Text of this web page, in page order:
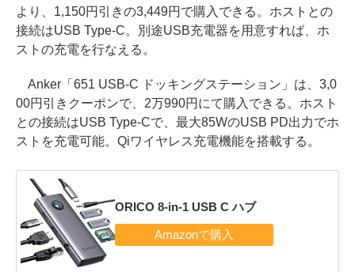
より、1,150円引きの3,449円で購入できる。ホストとの
接続はUSB Type-C。別途USB充電器を用意すれば、ホ
ストの充電を行なえる。
Anker「651 USB-C ドッキングステーション」は、3,0
00円引きクーポンで、2万990円にて購入できる。ホスト
との接続はUSB Type-Cで、最大85WのUSB PD出力でホ
ストを充電可能。Qiワイヤレス充電機能を搭載する。
ORICO 8-in-1 USB C ハブ